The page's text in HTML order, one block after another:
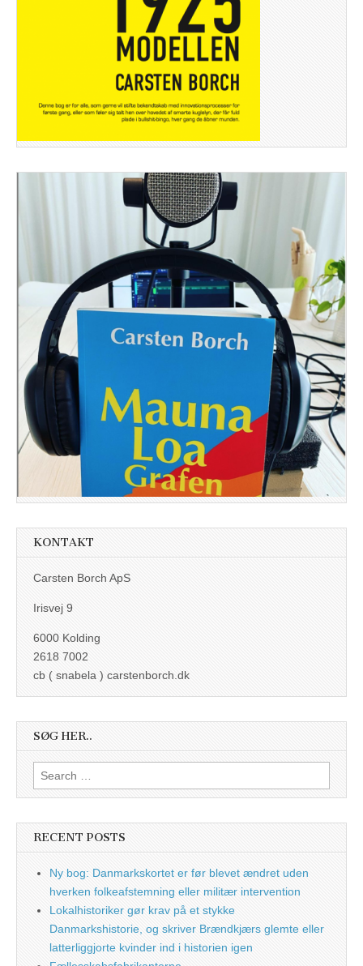
KONTAKT
Carsten Borch ApS
Irisvej 9
6000 Kolding
2618 7002
cb ( snabela ) carstenborch.dk
SØG HER..
Search
for:
RECENT POSTS
Ny bog: Danmarkskortet er før blevet ændret uden
hverken folkeafstemning eller militær intervention
Lokalhistoriker gør krav på et stykke
Danmarkshistorie, og skriver Brændkjærs glemte eller
latterliggjorte kvinder ind i historien igen